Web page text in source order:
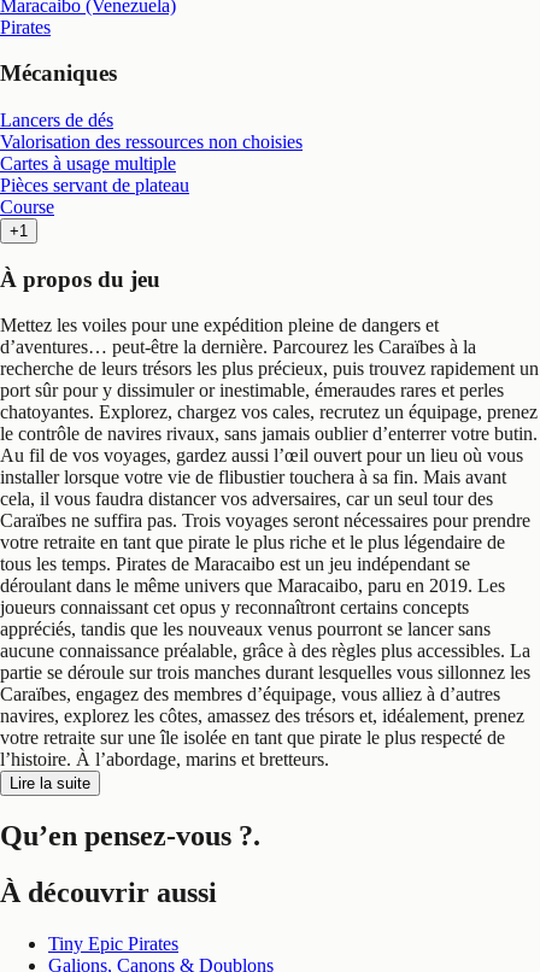
Maracaibo (Venezuela)
Pirates
Mécaniques
Lancers de dés
Valorisation des ressources non choisies
Cartes à usage multiple
Pièces servant de plateau
Course
+1
À propos du jeu
Mettez les voiles pour une expédition pleine de dangers et
d’aventures… peut-être la dernière. Parcourez les Caraïbes à la
recherche de leurs trésors les plus précieux, puis trouvez rapidement un
port sûr pour y dissimuler or inestimable, émeraudes rares et perles
chatoyantes. Explorez, chargez vos cales, recrutez un équipage, prenez
le contrôle de navires rivaux, sans jamais oublier d’enterrer votre butin.
Au fil de vos voyages, gardez aussi l’œil ouvert pour un lieu où vous
installer lorsque votre vie de flibustier touchera à sa fin. Mais avant
cela, il vous faudra distancer vos adversaires, car un seul tour des
Caraïbes ne suffira pas. Trois voyages seront nécessaires pour prendre
votre retraite en tant que pirate le plus riche et le plus légendaire de
tous les temps. Pirates de Maracaibo est un jeu indépendant se
déroulant dans le même univers que Maracaibo, paru en 2019. Les
joueurs connaissant cet opus y reconnaîtront certains concepts
appréciés, tandis que les nouveaux venus pourront se lancer sans
aucune connaissance préalable, grâce à des règles plus accessibles. La
partie se déroule sur trois manches durant lesquelles vous sillonnez les
Caraïbes, engagez des membres d’équipage, vous alliez à d’autres
navires, explorez les côtes, amassez des trésors et, idéalement, prenez
votre retraite sur une île isolée en tant que pirate le plus respecté de
l’histoire. À l’abordage, marins et bretteurs.
Lire la suite
Qu’en pensez-vous ?.
À découvrir aussi
Tiny Epic Pirates
Galions, Canons & Doublons